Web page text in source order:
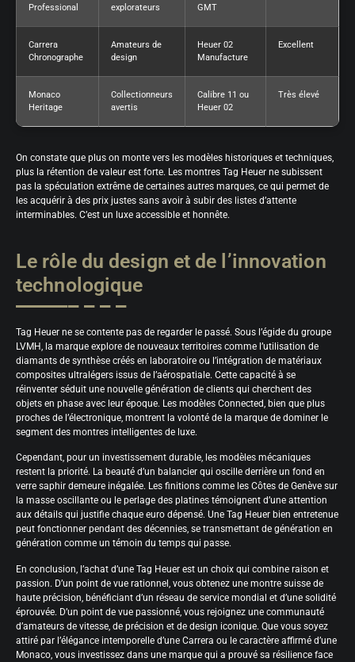
Professional
explorateurs
GMT
Carrera
Chronographe
Amateurs de
design
Heuer 02
Manufacture
Excellent
Monaco
Heritage
Collectionneurs
avertis
Calibre 11 ou
Heuer 02
Très élevé
On constate que plus on monte vers les modèles historiques et techniques,
plus la rétention de valeur est forte. Les montres Tag Heuer ne subissent
pas la spéculation extrême de certaines autres marques, ce qui permet de
les acquérir à des prix justes sans avoir à subir des listes d’attente
interminables. C’est un luxe accessible et honnête.
Le rôle du design et de l’innovation
technologique
Tag Heuer ne se contente pas de regarder le passé. Sous l’égide du groupe
LVMH, la marque explore de nouveaux territoires comme l’utilisation de
diamants de synthèse créés en laboratoire ou l’intégration de matériaux
composites ultralégers issus de l’aérospatiale. Cette capacité à se
réinventer séduit une nouvelle génération de clients qui cherchent des
objets en phase avec leur époque. Les modèles Connected, bien que plus
proches de l’électronique, montrent la volonté de la marque de dominer le
segment des montres intelligentes de luxe.
Cependant, pour un investissement durable, les modèles mécaniques
restent la priorité. La beauté d’un balancier qui oscille derrière un fond en
verre saphir demeure inégalée. Les finitions comme les Côtes de Genève sur
la masse oscillante ou le perlage des platines témoignent d’une attention
aux détails qui justifie chaque euro dépensé. Une Tag Heuer bien entretenue
peut fonctionner pendant des décennies, se transmettant de génération en
génération comme un témoin du temps qui passe.
En conclusion, l’achat d’une Tag Heuer est un choix qui combine raison et
passion. D’un point de vue rationnel, vous obtenez une montre suisse de
haute précision, bénéficiant d’un réseau de service mondial et d’une solidité
éprouvée. D’un point de vue passionné, vous rejoignez une communauté
d’amateurs de vitesse, de précision et de design iconique. Que vous soyez
attiré par l’élégance intemporelle d’une Carrera ou le caractère affirmé d’une
Monaco, vous investissez dans une marque qui a prouvé sa résilience face